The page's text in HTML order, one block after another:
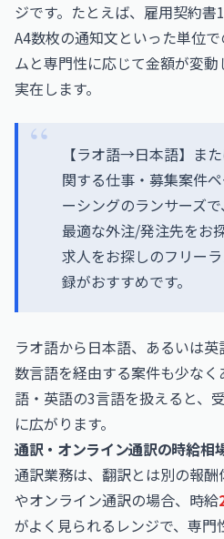
ジです。たとえば、雇用契約書
A4数枚の通知文といった単位
ムと専門性に応じて金額が変
実在します。
【ラオ語→日本語】ま
関する仕事・募集案件
ーシングのランサーズ
最適な外注/発注先をお
求人をお探しのフリー
録がおすすめです。
ラオ語から日本語、あるいは
数言語を経由する案件も少な
語・英語の3言語を扱えると、
に広がります。
通訳・オンライン通訳の時給相
通訳業務は、翻訳とは別の報
やオンライン通訳の場合、時給
がよく見られるレンジで、専